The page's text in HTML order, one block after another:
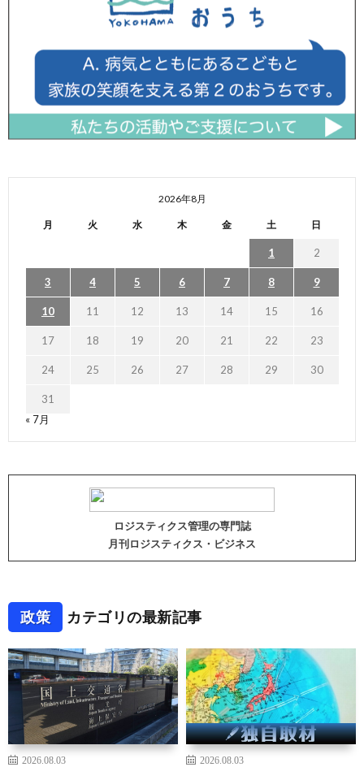
2026年8月
月 火 水 木 金 土 日
1 2
3 4 5 6 7 8 9
10 11 12 13 14 15 16
17 18 19 20 21 22 23
24 25 26 27 28 29 30
31
« 7月
ロジスティクス管理の専門誌
月刊ロジスティクス・ビジネス
政策 カテゴリの最新記事
2026.08.03
2026.08.03